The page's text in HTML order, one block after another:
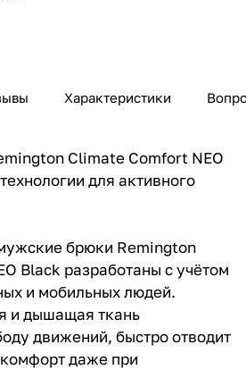
Характеристики
Climate Comfort NEO
для активного
брюки Remington
Black разработаны с учётом
и мобильных людей.
и дышащая ткань
движений, быстро отводит
даже при